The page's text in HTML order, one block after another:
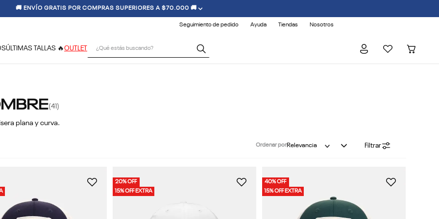
🚚 ENVÍO GRATIS POR COMPRAS SUPERIORES A $70.000 🚚
Seguimiento de pedido Ayuda Tiendas Nosotros
ÚLTIMAS TALLAS 🔥OUTLET
41
plana y curva.
Ordenar porRelevancia Filtrar
20% OFF
15% OFF EXTRA
40% OFF
15% OFF EXTRA